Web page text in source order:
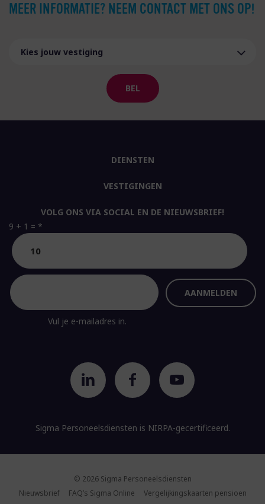
MEER INFORMATIE? NEEM CONTACT MET ONS OP!
BEL
VOLG ONS VIA SOCIAL EN DE NIEUWSBRIEF!
9 + 1 = *
Vul je e-mailadres in.
Sigma Personeelsdiensten is NIRPA-gecertificeerd.
DIENSTEN
VESTIGINGEN
© 2026 Sigma Personeelsdiensten
Nieuwsbrief
FAQ’s Sigma Online
Vergelijkingskaarten pensioen